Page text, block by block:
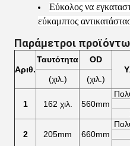
Εύκολος να
εύκαμπτος
Παράμετροι
Αριθ.
Ταυτότητα
OD
(χιλ.) (χιλ.)
1 162 χιλ. 560mm
2 205mm 660mm